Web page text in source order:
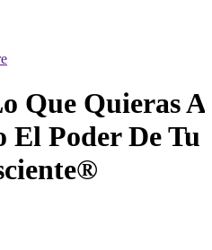
Que Quieras A
El Poder De Tu